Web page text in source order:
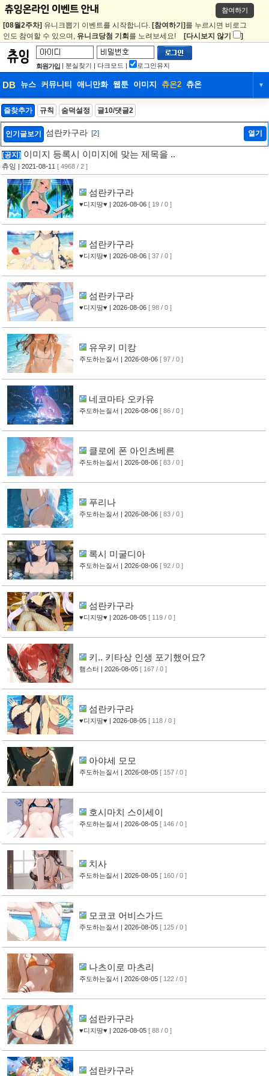
참여하기
[08월2주차] 유니크뽑기 이벤트를 시작합니다. [참여하기] 를 누르시면 비로그
인도 참여할 수 있으며, 유니크당첨 기회 를 노려보세요! [다시보지 않기 ]
회원가입 | 분실찾기 | 다크모드 | 로그인유지
DB 뉴스 커뮤니티 애니만화 웹툰 이미지 츄온2 츄온 ▼
DB 뉴스
웹툰 이미지
즐찾추가 규칙 숨덕설정 글10/댓글2
인기글보기 섬란카구라 [2] 열기
[공지] 이미지 등록시 이미지에 맞는 제목을 ..
츄잉 | 2021-08-11 [ 4968 / 2 ]
섬란카구라
♥디지땅♥ | 2026-08-06 [ 19 / 0 ]
섬란카구라
♥디지땅♥ | 2026-08-06 [ 37 / 0 ]
섬란카구라
♥디지땅♥ | 2026-08-06 [ 98 / 0 ]
유우키 미캉
주도하는질서 | 2026-08-06 [ 97 / 0 ]
네코마타 오카유
주도하는질서 | 2026-08-06 [ 86 / 0 ]
클로에 폰 아인츠베른
주도하는질서 | 2026-08-06 [ 83 / 0 ]
푸리나
주도하는질서 | 2026-08-06 [ 83 / 0 ]
록시 미굴디아
주도하는질서 | 2026-08-06 [ 92 / 0 ]
섬란카구라
♥디지땅♥ | 2026-08-05 [ 119 / 0 ]
키.. 키타상 인생 포기했어요?
햄스터 | 2026-08-05 [ 167 / 0 ]
섬란카구라
♥디지땅♥ | 2026-08-05 [ 118 / 0 ]
아야세 모모
주도하는질서 | 2026-08-05 [ 157 / 0 ]
호시마치 스이세이
주도하는질서 | 2026-08-05 [ 146 / 0 ]
치사
주도하는질서 | 2026-08-05 [ 160 / 0 ]
모코코 어비스가드
주도하는질서 | 2026-08-05 [ 125 / 0 ]
나츠이로 마츠리
주도하는질서 | 2026-08-05 [ 122 / 0 ]
섬란카구라
♥디지땅♥ | 2026-08-05 [ 88 / 0 ]
섬란카구라